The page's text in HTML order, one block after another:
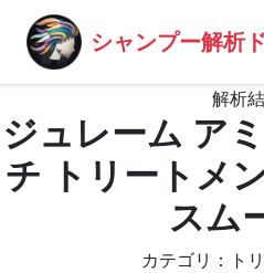
シャンプー解析
解析
ジュレーム ア
チ トリートメ
スム
カテゴリ：ト